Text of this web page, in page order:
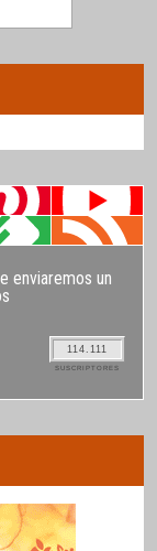
enviaremos un
114.111
SUSCRIPTORES